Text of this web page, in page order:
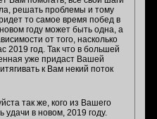
решать проблемы и тому
то самое время побед в
году может быть одна, а
от того, насколько
2019 год. Так что в большей
уже придаст Вашей
к Вам некий поток
так же, кого из Вашего
удачи в новом, 2019 году.